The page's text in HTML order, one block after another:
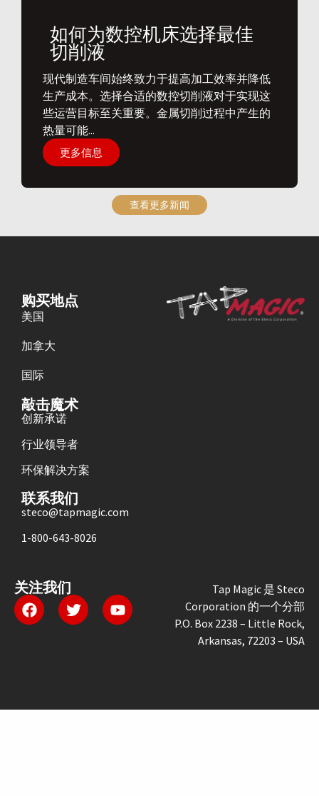
如何为数控机床选择最佳
切削液
​现代制造车间始终致力于提高加工效率并降低
生产成本。选择合适的数控切削液对于实现这
些运营目标至关重要。金属切削过程中产生的
热量可能...
更多信息
查看更多新闻
购买地点
美国
加拿大
国际
敲击魔术
创新承诺
行业领导者
环保解决方案
联系我们
steco@tapmagic.com
1-800-643-8026
关注我们
Tap Magic 是 Steco
Corporation 的一个分部
P.O. Box 2238 – Little Rock,
Arkansas, 72203 – USA